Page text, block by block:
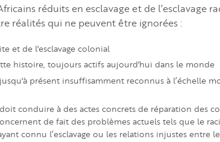
réduits en esclavage et de l’esclavage
réalités qui ne peuvent être ignorées :
et de l'esclavage colonial
histoire, toujours actifs aujourd'hui dans le monde
présent insuffisamment reconnus à l’échelle
conduire à des actes concrets de réparation des
de fait des problèmes actuels tels que le
connu l’esclavage ou les relations injustes entre